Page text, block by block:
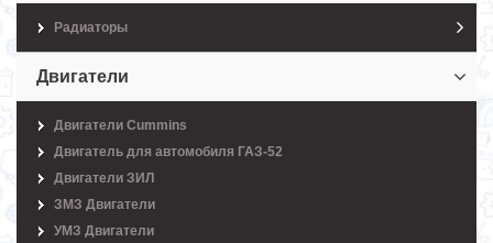
Радиаторы
Двигатели
Двигатели Cummins
Двигатель для автомобиля ГАЗ-52
Двигатели ЗИЛ
ЗМЗ Двигатели
УМЗ Двигатели